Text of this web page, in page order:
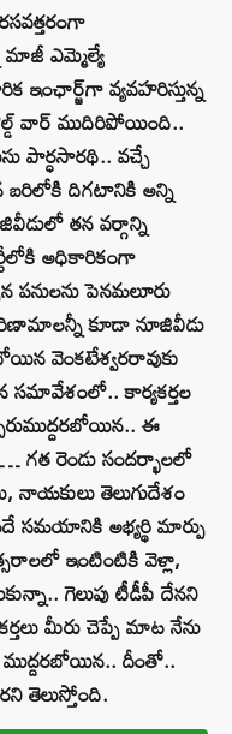
ఎమ్మెల్యే
ఇంఛార్జ్‌గా వ్యవహరిస్తున్న
వార్ ముదిరిపోయింది..
పార్ధసారథి.. వచ్చే
బరిలోకి దిగటానికి అన్ని
తన వర్గాన్ని
అధికారికంగా
పెనమలూరు
కూడా నూజివీడు
వెంకటేశ్వరరావుకు
సమావేశంలో.. కార్యకర్తల
ఈ
గత రెండు సందర్భాలలో
నాయకులు తెలుగుదేశం
సమయానికి అభ్యర్థి మార్పు
ఇంటింటికి వెళ్లా,
గెలుపు టీడీపీ దేనని
మీరు చెప్పే మాట నేను
ముద్దరబోయిన.. దీంతో..
తెలుస్తోంది.